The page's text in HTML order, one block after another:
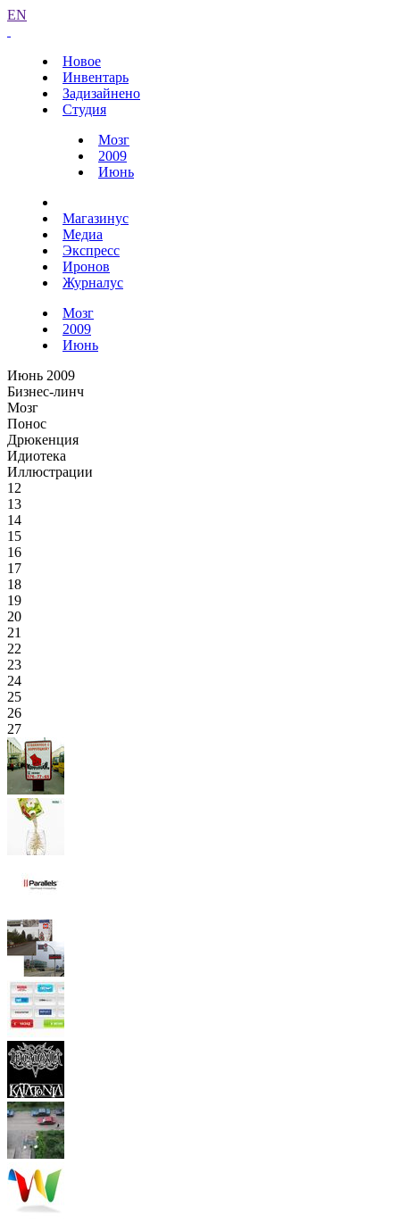
EN
Новое
Инвентарь
Задизайнено
Студия
Мозг
2009
Июнь
Магазинус
Медиа
Экспресс
Иронов
Журналус
Мозг
2009
Июнь
Июнь 2009
Бизнес-линч
Мозг
Понос
Дрюкенция
Идиотека
Иллюстрации
12
13
14
15
16
17
18
19
20
21
22
23
24
25
26
27